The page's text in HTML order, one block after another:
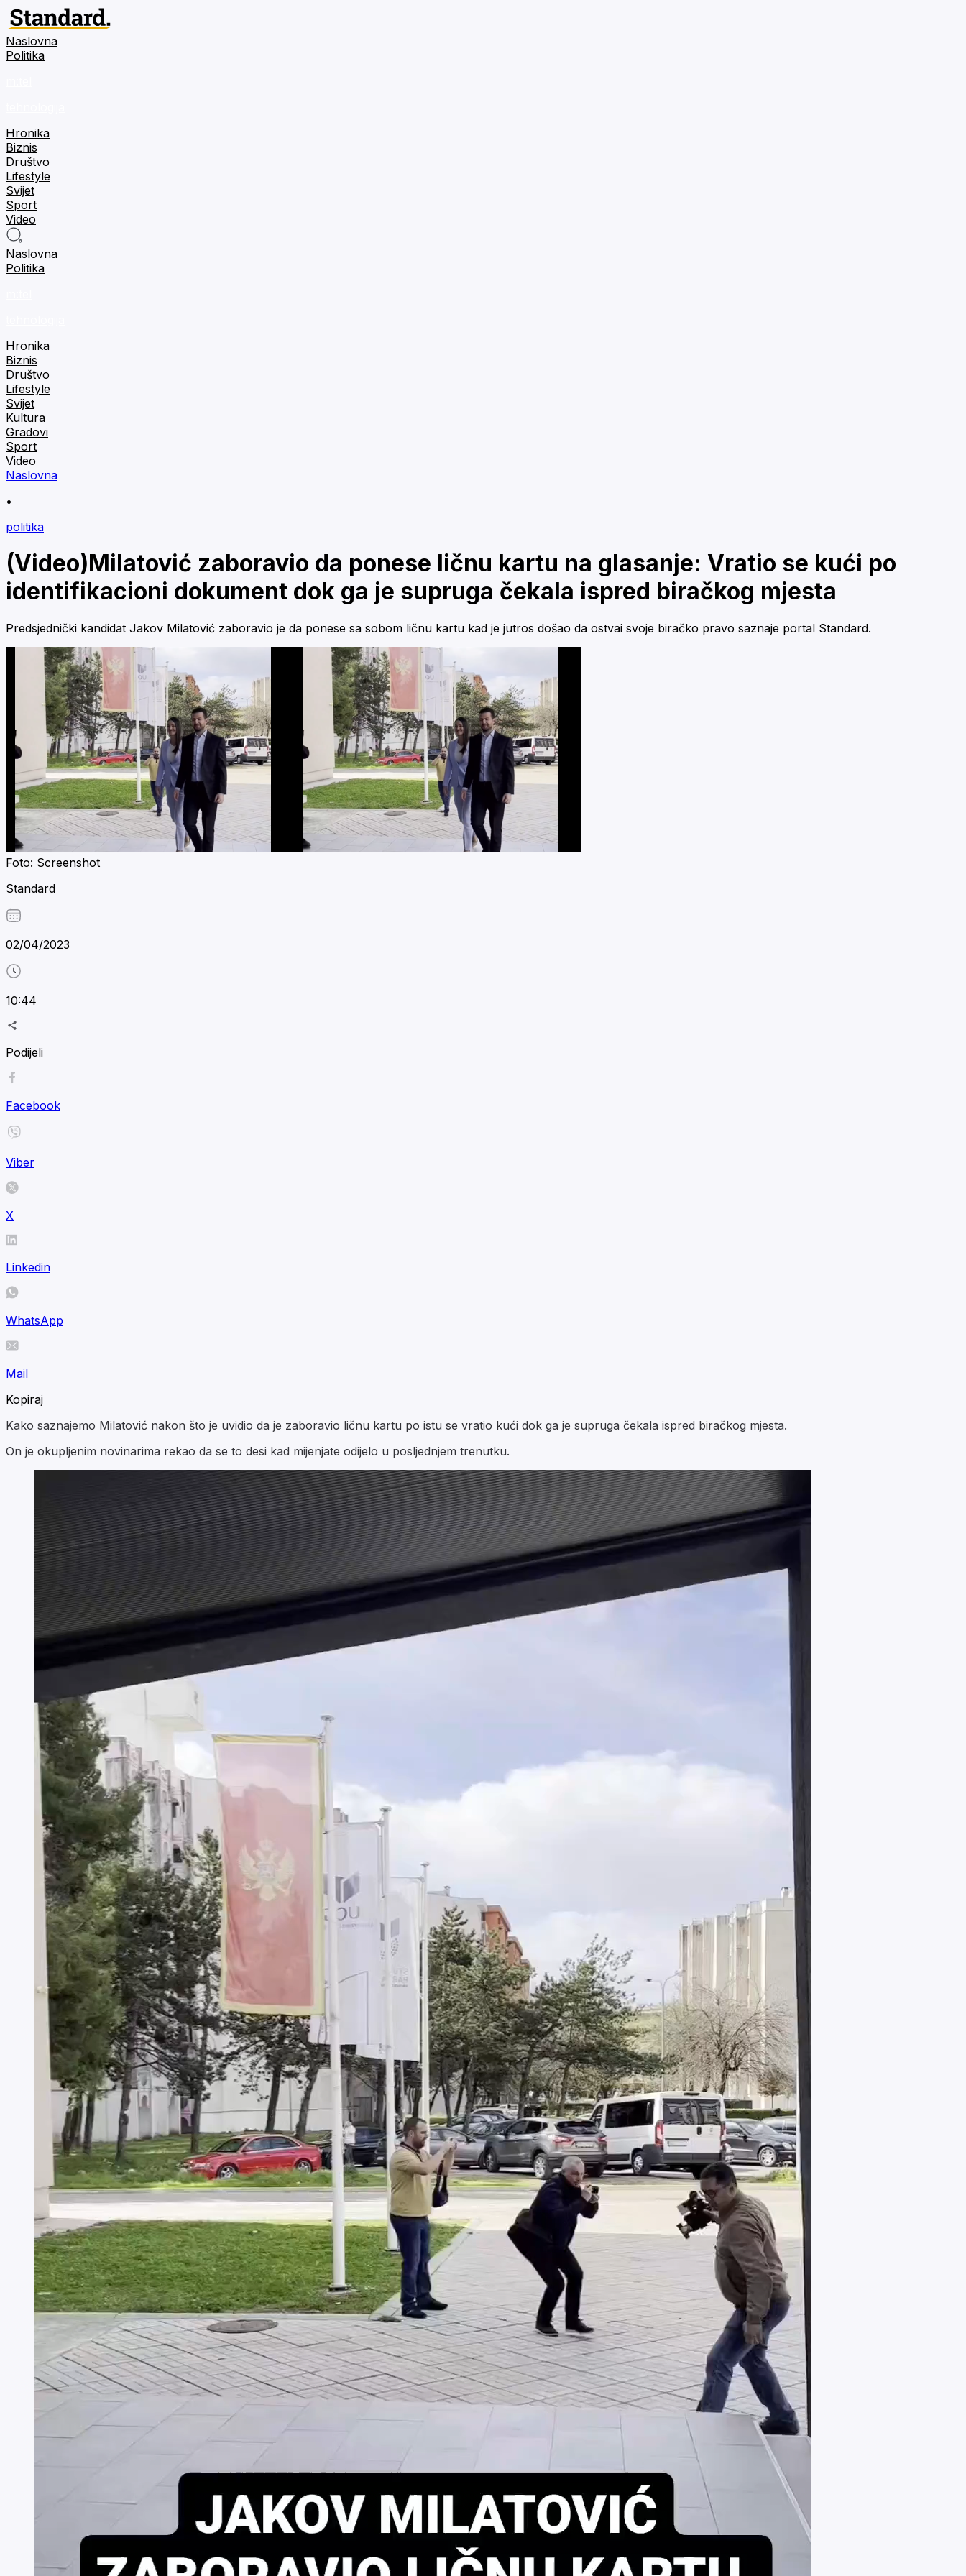
Naslovna
Politika
Hronika
Biznis
Društvo
Lifestyle
Svijet
Sport
Video
Naslovna
Politika
Hronika
Biznis
Društvo
Lifestyle
Svijet
Kultura
Gradovi
Sport
Video
Naslovna
•
politika
(Video)Milatović zaboravio da ponese ličnu kartu na glasanje: Vratio se kući po
identifikacioni dokument dok ga je supruga čekala ispred biračkog mjesta
Predsjednički kandidat Jakov Milatović zaboravio je da ponese sa sobom ličnu kartu kad je jutros došao da ostvai svoje biračko pravo saznaje portal Standard.
Foto: Screenshot
Standard
02/04/2023
10:44
Podijeli
Facebook
Viber
X
Linkedin
WhatsApp
Mail
Kopiraj
Kako saznajemo Milatović nakon što je uvidio da je zaboravio ličnu kartu po istu se vratio kući dok ga je supruga čekala ispred biračkog mjesta.
On je okupljenim novinarima rekao da se to desi kad mijenjate odijelo u posljednjem trenutku.